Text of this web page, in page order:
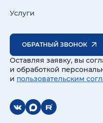
Услуги
ОБРАТНЫЙ ЗВОНОК
Оставляя заявку, вы
и обработкой
и пользовательским